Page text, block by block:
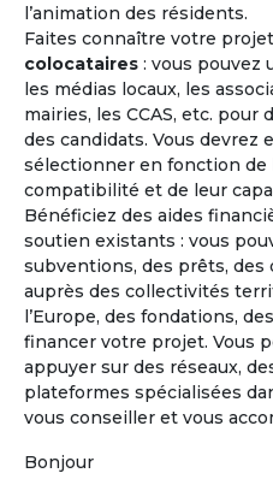
l’animation des résidents.
Faites connaître votre
colocataires : vous pouvez
les médias locaux, les
mairies, les CCAS, etc.
des candidats. Vous
sélectionner en fonction de
compatibilité et de leur
Bénéficiez des aides
soutien existants : vous
subventions, des prêts, des
auprès des collectivités
l’Europe, des fondations,
financer votre projet. Vous
appuyer sur des réseaux,
plateformes spécialisées
vous conseiller et vous
Bonjour
"Lors d'une journée
collective a été riche,
en effet avoir
circulant pour être
et que cela
Projet
pour retraités